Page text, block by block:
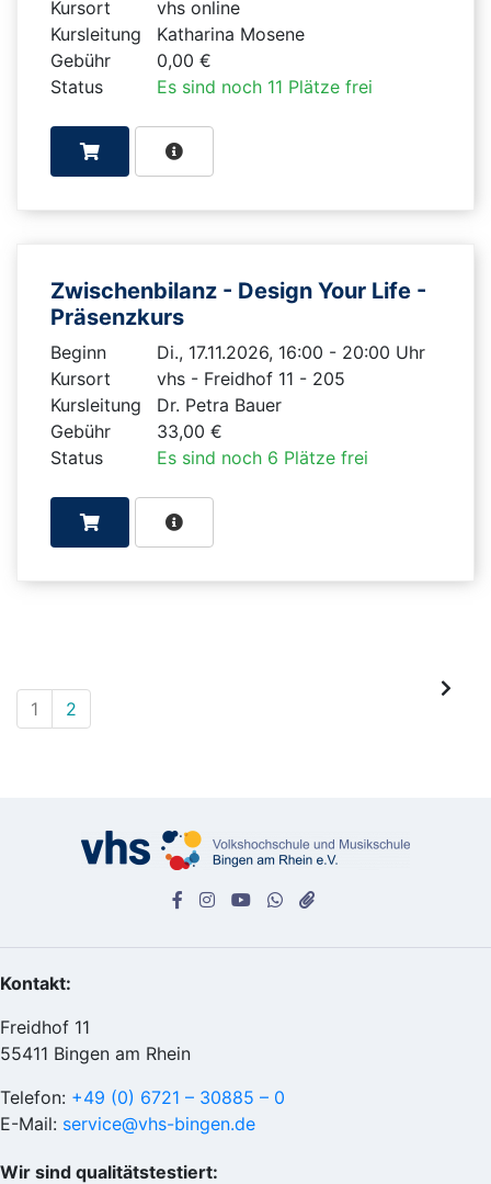
Kursort
vhs online
Kursleitung
Katharina Mosene
Gebühr
0,00 €
Status
Es sind noch 11 Plätze frei
Zwischenbilanz - Design Your Life -
Präsenzkurs
Beginn
Di., 17.11.2026, 16:00 - 20:00 Uhr
Kursort
vhs - Freidhof 11 - 205
Kursleitung
Dr. Petra Bauer
Gebühr
33,00 €
Status
Es sind noch 6 Plätze frei
1 2
Kontakt:
Freidhof 11
55411 Bingen am Rhein
Telefon: +49 (0) 6721 – 30885 – 0
E-Mail: service@vhs-bingen.de
Wir sind qualitätstestiert: